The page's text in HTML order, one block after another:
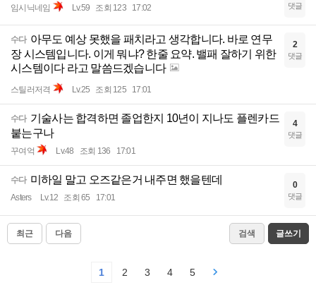
임시닉네임 Lv.59 조회 123 17:02 댓글
수다 아무도 예상 못했을 패치라고 생각합니다. 바로 연무
장 시스템입니다. 이게 뭐냐? 한줄 요약. 밸패 잘하기 위한
시스템이다 라고 말씀드겠습니다
스틸러저격 Lv.25 조회 125 17:01
2
댓글
수다 기술사는 합격하면 졸업한지 10년이 지나도 플렌카드
붙는구나
꾸여억 Lv.48 조회 136 17:01
4
댓글
수다 미하일 말고 오즈같은거 내주면 했을텐데
Asters Lv.12 조회 65 17:01
0
댓글
최근 다음 검색 글쓰기
1 2 3 4 5